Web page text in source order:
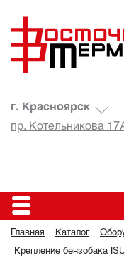
г. Красноярск
пр. Котельникова
Главная Каталог
Крепление бензобака